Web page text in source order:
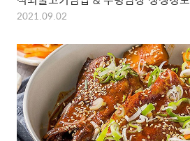
2021.09.02